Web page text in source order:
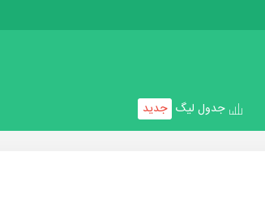
جدول لیگ جدید